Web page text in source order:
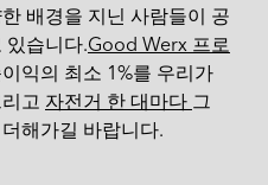
배경을 지닌 사람들이 공
있습니다.Good Werx 프로
익의 최소 1%를 우리가
고 자전거 한 대마다 그
해가길 바랍니다.